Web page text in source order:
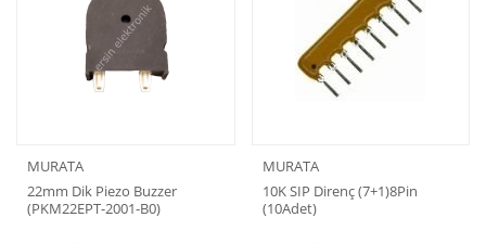
MURATA
22mm Dik Piezo Buzzer
(PKM22EPT-2001-B0)
MURATA
10K SIP Direnç (7+1)8Pin
(10Adet)